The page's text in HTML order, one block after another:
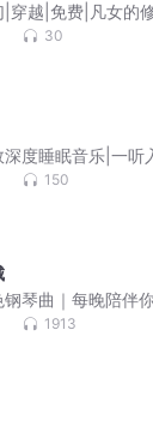
|穿越|免费|凡女的
30
深度睡眠音乐|一听
睡
150
钢琴曲｜每晚陪伴
1913